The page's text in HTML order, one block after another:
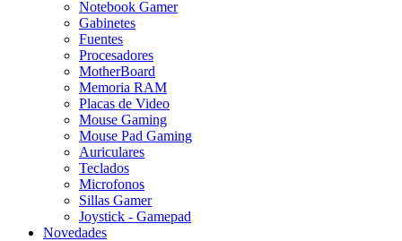
Notebook Gamer
Gabinetes
Fuentes
Procesadores
MotherBoard
Memoria RAM
Placas de Video
Mouse Gaming
Mouse Pad Gaming
Auriculares
Teclados
Microfonos
Sillas Gamer
Joystick - Gamepad
Novedades